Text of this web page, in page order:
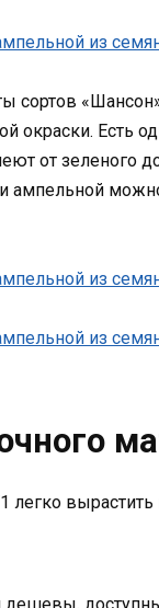
сортов
окраски. Есть
от зеленого
ампельной
легко